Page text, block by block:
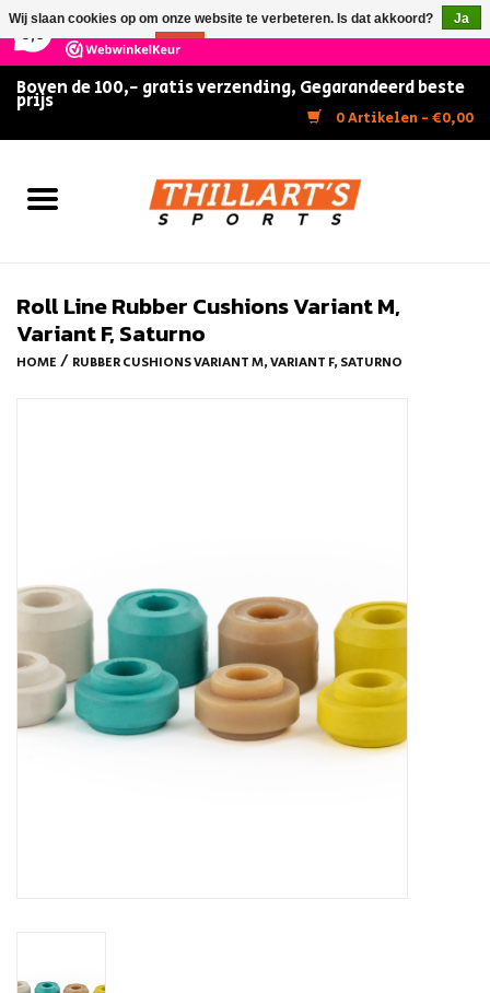
147 Reviews ×
Boven de 100,- gratis verzending, Gegarandeerd beste
prijs
0 Artikelen - €0,00
Home
Inline Skates
Rolschaatsen
SALE
Merken
Roll Line Rubber Cushions Variant M,
Variant F, Saturno
HOME / RUBBER CUSHIONS VARIANT M, VARIANT F, SATURNO
Wij slaan cookies op om onze website te verbeteren. Is dat akkoord?
Ja
Nee